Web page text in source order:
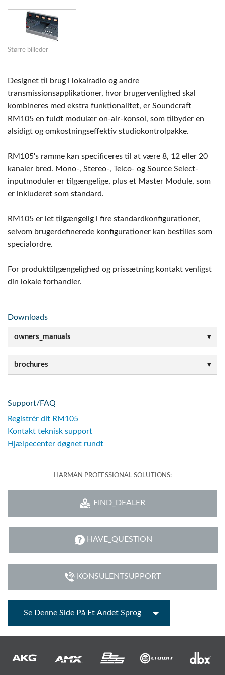
Større billeder
Designet til brug i lokalradio og andre
transmissionsapplikationer, hvor brugervenlighed skal
kombineres med ekstra funktionalitet, er Soundcraft
RM105 en fuldt modulær on-air-konsol, som tilbyder en
alsidigt og omkostningseffektiv studiokontrolpakke.
RM105's ramme kan specificeres til at være 8, 12 eller 20
kanaler bred. Mono-, Stereo-, Telco- og Source Select-
inputmoduler er tilgængelige, plus et Master Module, som
er inkluderet som standard.
RM105 er let tilgængelig i fire standardkonfigurationer,
selvom brugerdefinerede konfigurationer kan bestilles som
specialordre.
For produkttilgængelighed og prissætning kontakt venligst
din lokale forhandler.
Downloads
owners_manuals
brochures
Support/FAQ
Registrér dit RM105
Kontakt teknisk support
Hjælpecenter døgnet rundt
HARMAN PROFESSIONAL SOLUTIONS:
FIND_DEALER
HAVE_QUESTION
KONSULENTSUPPORT
Se Denne Side På Et Andet Sprog